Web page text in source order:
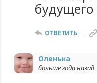
будущего
ОТВЕТИТЬ
Оленька
больше года назад